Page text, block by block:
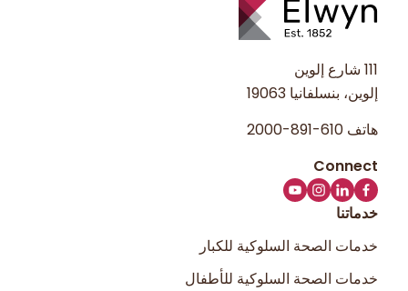
111 شارع إلوين
إلوين، بنسلفانيا 19063
هاتف 610-891-2000
خدماتنا
خدمات الصحة السلوكية للكبار
خدمات الصحة السلوكية للأطفال